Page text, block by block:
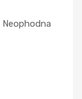
Neophodna